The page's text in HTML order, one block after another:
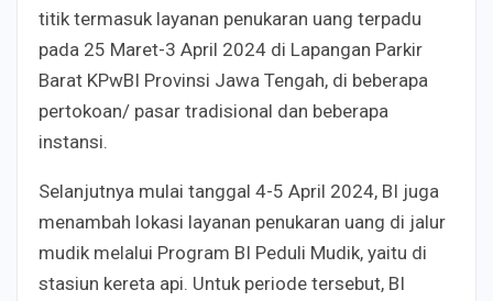
titik termasuk layanan penukaran uang terpadu
pada 25 Maret-3 April 2024 di Lapangan Parkir
Barat KPwBI Provinsi Jawa Tengah, di beberapa
pertokoan/ pasar tradisional dan beberapa
instansi.
Selanjutnya mulai tanggal 4-5 April 2024, BI juga
menambah lokasi layanan penukaran uang di jalur
mudik melalui Program BI Peduli Mudik, yaitu di
stasiun kereta api. Untuk periode tersebut, BI